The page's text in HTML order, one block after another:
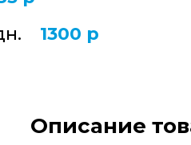
1300 р
Описание